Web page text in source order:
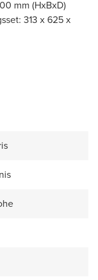
mm (HxBxD)
313 x 625 x